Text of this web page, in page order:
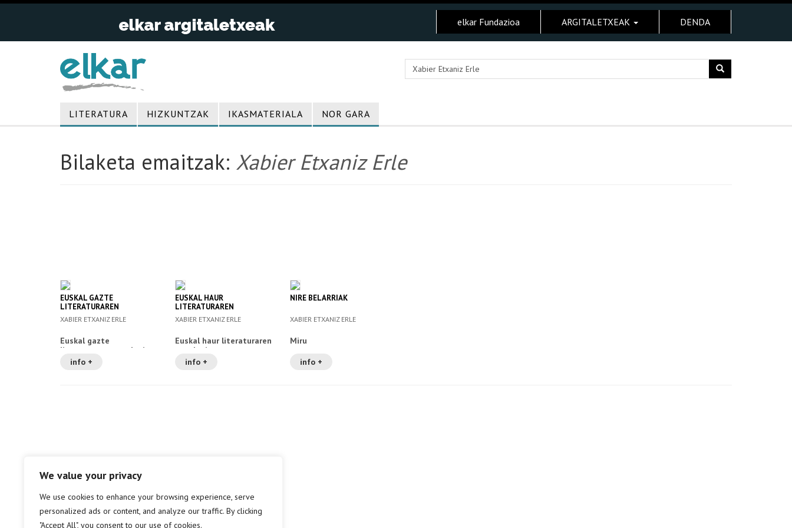
We value your privacy
We use cookies to enhance your browsing experience, serve
personalized ads or content, and analyze our traffic. By clicking
"Accept All", you consent to our use of cookies.
elkar Fundazioa ARGITALETXEAK DENDA
LITERATURA HIZKUNTZAK IKASMATERIALA NOR GARA
Bilaketa emaitzak: Xabier Etxaniz Erle
EUSKAL GAZTE
LITERATURAREN
ANTOLOGIA
XABIER ETXANIZ ERLE
Euskal gazte
literaturaren antologia
info +
EUSKAL HAUR
LITERATURAREN
ANTOLOGIA
XABIER ETXANIZ ERLE
Euskal haur literaturaren
antologia
info +
NIRE BELARRIAK
XABIER ETXANIZ ERLE
Miru
info +